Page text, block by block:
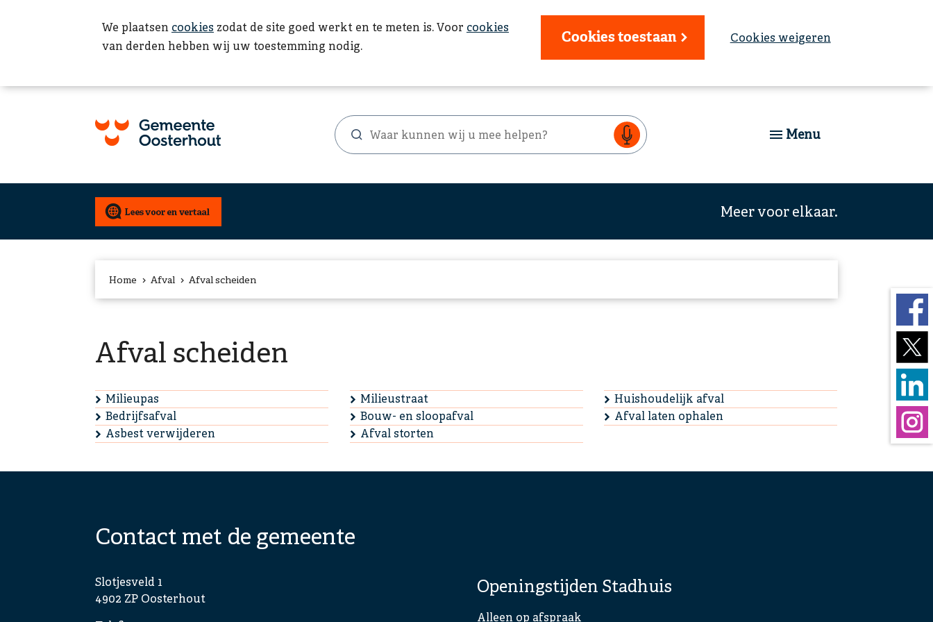
We plaatsen cookies zodat de site goed werkt en te meten is. Voor cookies
van derden hebben wij uw toestemming nodig.
Cookies toestaan Cookies weigeren
Zoekformulier
Waar
kunnen
wij
Menu
Meer voor elkaar.
Home Afval Afval scheiden
Afval scheiden
Milieupas Milieustraat
Huishoudelijk afval
Bedrijfsafval
Bouw- en sloopafval
Afval laten ophalen
Asbest verwijderen
Afval storten
Contact met de gemeente
Slotjesveld 1
4902 ZP Oosterhout
Openingstijden Stadhuis
Alleen op afspraak